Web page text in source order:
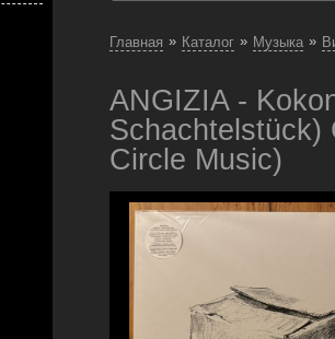
Главная » Каталог » Музыка »
ANGIZIA -
Schachtelstück)
Circle Music)